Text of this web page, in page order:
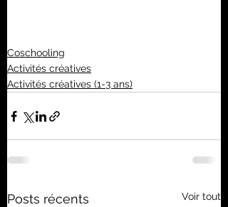
Coschooling
Activités créatives
Activités créatives (1-3 ans)
Posts récents Voir tout